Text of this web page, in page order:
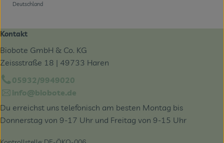
, Herkunft:
Deutschland
Kontakt
Biobote GmbH & Co. KG
Zeissstraße 18 | 49733 Haren
05932/9949020
info@biobote.de
Du erreichst uns telefonisch am besten Montag bis
Donnerstag von 9-17 Uhr und Freitag von 9-15 Uhr